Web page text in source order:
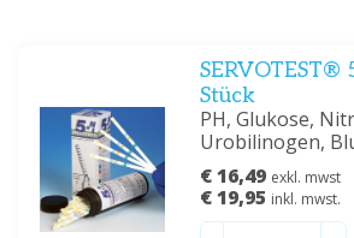
SERVOTEST®
Stück
PH, Glukose,
Urobilinogen,
€ 16,49 exkl. mwst
€ 19,95 inkl. mwst.